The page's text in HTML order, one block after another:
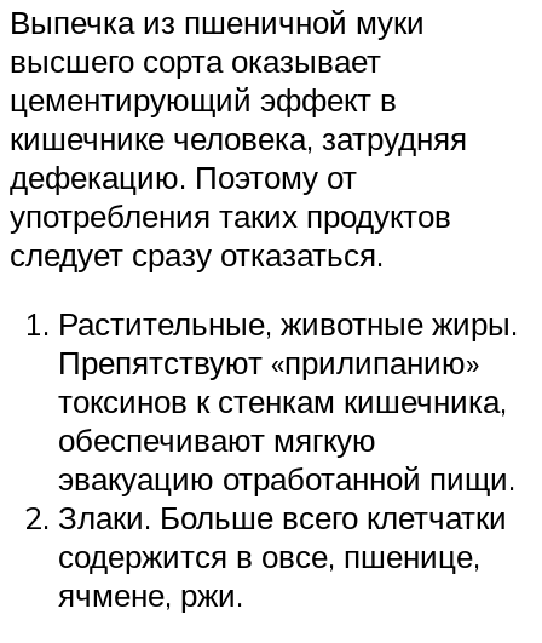
Выпечка из пшеничной муки
высшего сорта оказывает
цементирующий эффект в
кишечнике человека, затрудняя
дефекацию. Поэтому от
употребления таких продуктов
следует сразу отказаться.
Растительные, животные жиры.
Препятствуют «прилипанию»
токсинов к стенкам кишечника,
обеспечивают мягкую
эвакуацию отработанной пищи.
Злаки. Больше всего клетчатки
содержится в овсе, пшенице,
ячмене, ржи.